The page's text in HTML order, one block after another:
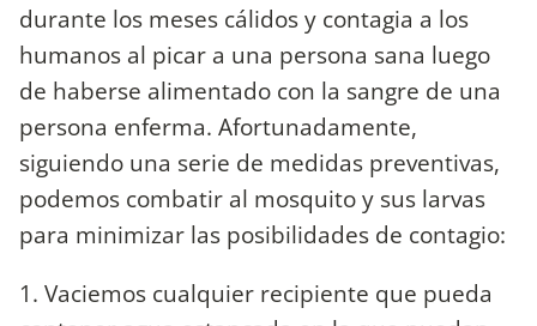
durante los meses cálidos y contagia a los
humanos al picar a una persona sana luego
de haberse alimentado con la sangre de una
persona enferma. Afortunadamente,
siguiendo una serie de medidas preventivas,
podemos combatir al mosquito y sus larvas
para minimizar las posibilidades de contagio:
1. Vaciemos cualquier recipiente que pueda